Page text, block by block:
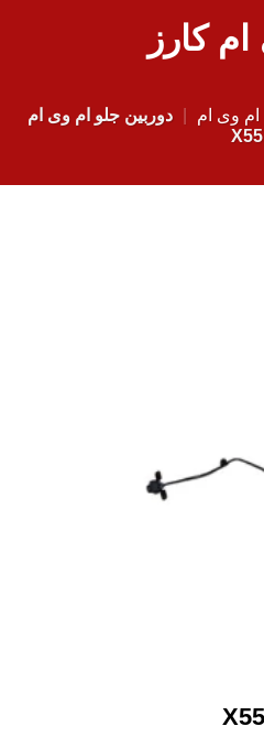
کارز
ام وی ام
دوربین جلو ام وی ام
X55